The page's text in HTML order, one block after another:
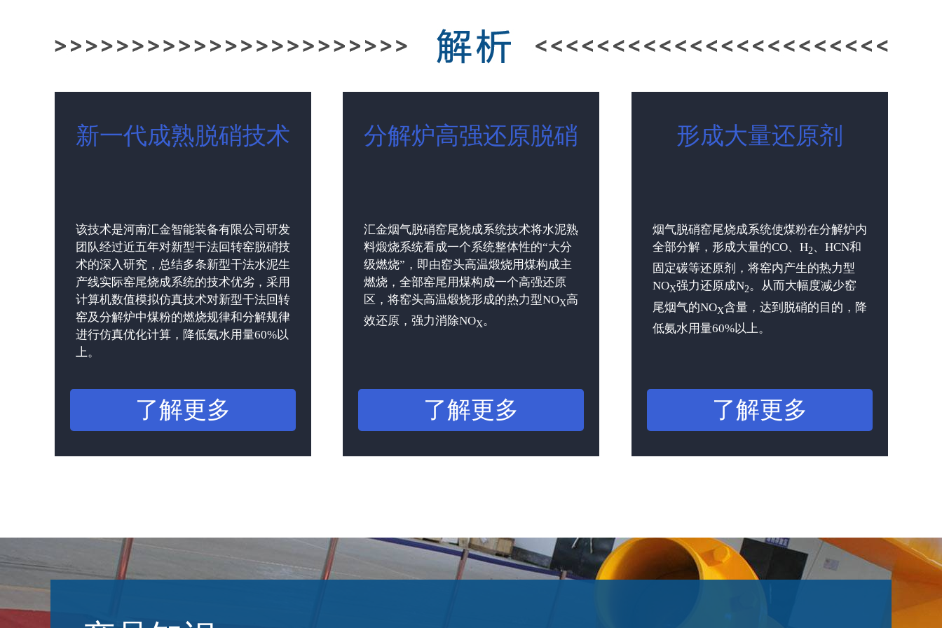
新一代成熟脱硝技术
该技术是河南汇金智能装备有限公司研发
团队经过近五年对新型干法回转窑脱硝技
术的深入研究，总结多条新型干法水泥生
产线实际窑尾烧成系统的技术优劣，采用
计算机数值模拟仿真技术对新型干法回转
窑及分解炉中煤粉的燃烧规律和分解规律
进行仿真优化计算，降低氨水用量60%以
上。
了解更多
分解炉高强还原脱硝
汇金烟气脱硝窑尾烧成系统技术将水泥熟
料煅烧系统看成一个系统整体性的“大分
级燃烧”，即由窑头高温煅烧用煤构成主
燃烧，全部窑尾用煤构成一个高强还原
区，将窑头高温煅烧形成的热力型NOX高
效还原，强力消除NOX。
了解更多
形成大量还原剂
烟气脱硝窑尾烧成系统使煤粉在分解炉内
全部分解，形成大量的CO、H2、HCN和
固定碳等还原剂，将窑内产生的热力型
NOX强力还原成N2。从而大幅度减少窑
尾烟气的NOX含量，达到脱硝的目的，降
低氨水用量60%以上。
了解更多